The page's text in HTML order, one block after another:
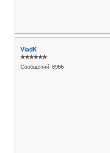
VladK
✯✯✯✯✯✯
Сообщений: 6966